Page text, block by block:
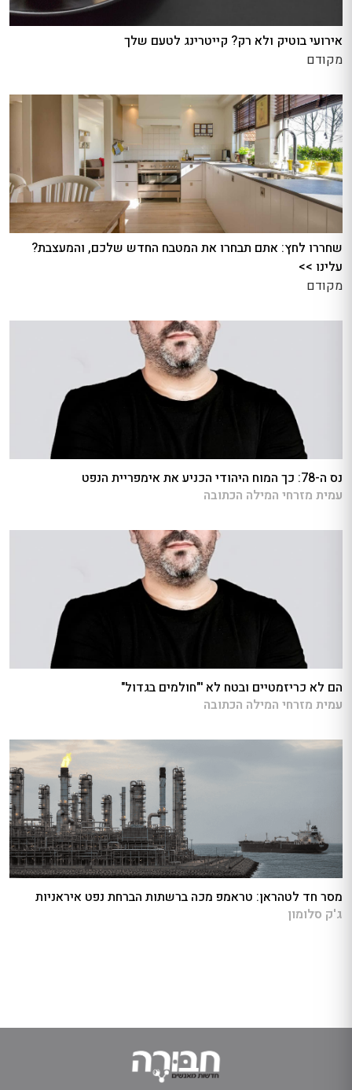
אירועי בוטיק ולא רק? קייטרינג לטעם שלך
מקודם
שחררו לחץ: אתם תבחרו את המטבח החדש שלכם, והמעצבת?
עלינו >>
מקודם
נס ה-78: כך המוח היהודי הכניע את אימפריית הנפט
עמית מזרחי המילה הכתובה
הם לא כריזמטיים ובטח לא '"חולמים בגדול"
עמית מזרחי המילה הכתובה
מסר חד לטהראן: טראמפ מכה ברשתות הברחת נפט איראניות
ג'ק סלומון